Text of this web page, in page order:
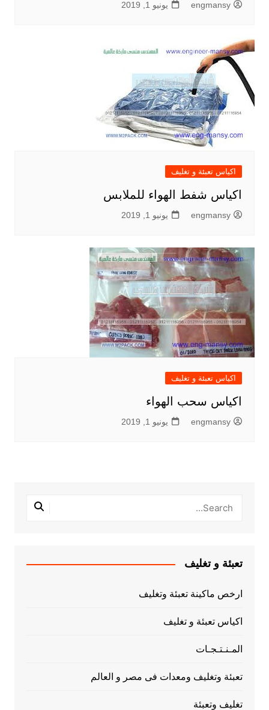
engmansy يونيو 1, 2019
اكياس تعبئة و تغليف
اكياس شفط الهواء للملابس
engmansy يونيو 1, 2019
اكياس تعبئة و تغليف
اكياس سحب الهواء
engmansy يونيو 1, 2019
تعبئة و تغليف
ارخص ماكينة تعبئة وتغليف
اكياس تعبئة و تغليف
المـنـتـجـات
تعبئة وتغليف ومعدات فى مصر و العالم
تغليف وتعبئة